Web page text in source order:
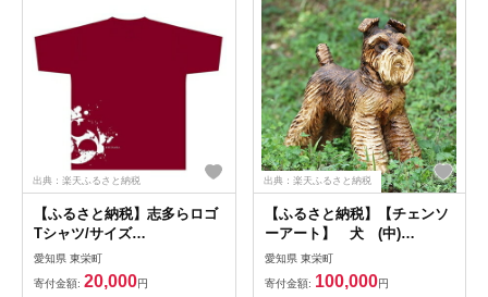
出典：楽天ふるさと納税
【ふるさと納税】志多らロゴ
Tシャツ/サイズ
M【1022098】
愛知県 東栄町
寄付金額: 20,000円
出典：楽天ふるさと納税
【ふるさと納税】【チェンソ
ーアート】 犬 (中)
【1032407】
愛知県 東栄町
寄付金額: 100,000円